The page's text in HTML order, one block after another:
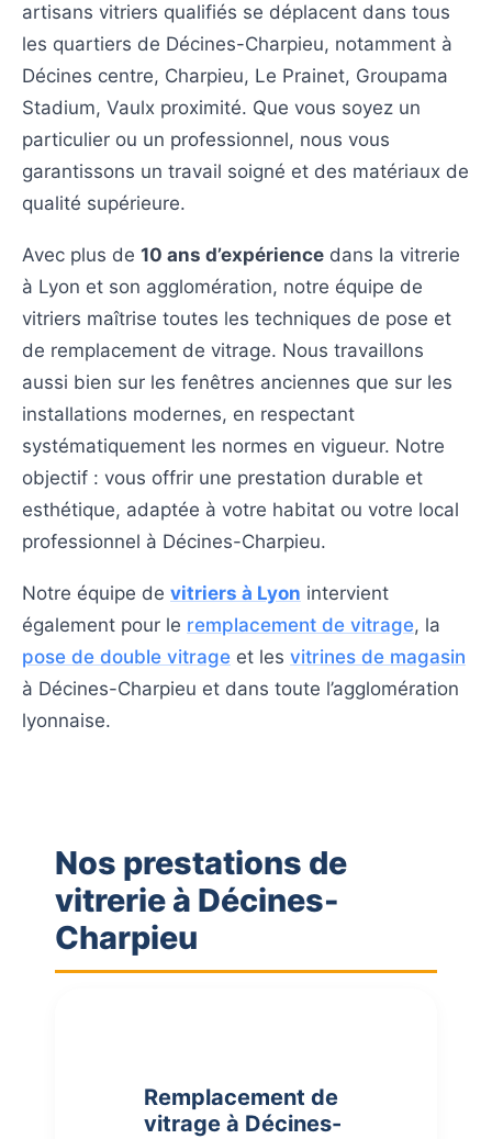
artisans vitriers qualifiés se déplacent dans tous
les quartiers de Décines-Charpieu, notamment à
Décines centre, Charpieu, Le Prainet, Groupama
Stadium, Vaulx proximité. Que vous soyez un
particulier ou un professionnel, nous vous
garantissons un travail soigné et des matériaux de
qualité supérieure.
Avec plus de 10 ans d’expérience dans la vitrerie
à Lyon et son agglomération, notre équipe de
vitriers maîtrise toutes les techniques de pose et
de remplacement de vitrage. Nous travaillons
aussi bien sur les fenêtres anciennes que sur les
installations modernes, en respectant
systématiquement les normes en vigueur. Notre
objectif : vous offrir une prestation durable et
esthétique, adaptée à votre habitat ou votre local
professionnel à Décines-Charpieu.
Notre équipe de vitriers à Lyon intervient
également pour le remplacement de vitrage, la
pose de double vitrage et les vitrines de magasin
à Décines-Charpieu et dans toute l’agglomération
lyonnaise.
Nos prestations de
vitrerie à Décines-
Charpieu
Remplacement de
vitrage à Décines-